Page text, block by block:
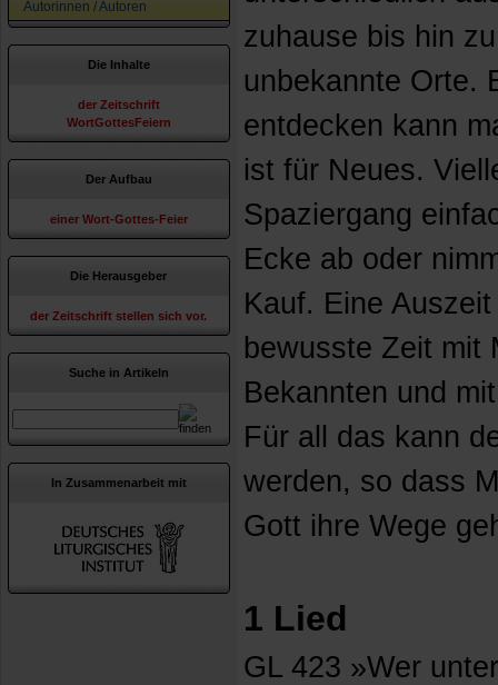
Autorinnen / Autoren
Die Inhalte
der Zeitschrift
WortGottesFeiern
Der Aufbau
einer Wort-Gottes-Feier
Die Herausgeber
der Zeitschrift stellen sich vor.
Suche in Artikeln
In Zusammenarbeit mit
zuhause bis hin
unbekannte Orte.
entdecken kann
ist für Neues.
Spaziergang
Ecke ab oder
Kauf. Eine
bewusste Zeit mit
Bekannten und
Für all das kann
werden, so dass
Gott ihre Wege
1 Lied
GL 423 »Wer